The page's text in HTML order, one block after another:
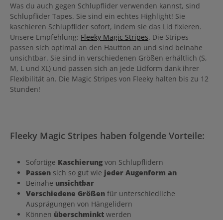
ein starkes Antioxidans, das die natürliche Zellregeneration
fördert. Hanfsamenöl beruhigt Hautirritationen. CBD VITAL
Premium Augencreme kommt ohne Parabene, Paraffine,
Silikonöle, Mikroplastik und Polyethylenglykole aus. Anwendung
von CBD VITAL Premium Augencreme Zuerst die Haut reinigen. Die
Augencreme dann 2-mal täglich in C-Form um den äußeren
Augenwinkel auftragen. Dabei sanft mit den Fingerspitzen auf die
Haut einklopfen. Mindestens 2 Monate regelmäßig anwenden,
damit die besten Ergebnisse erzielt werden.
Was du auch gegen Schlupflider verwenden kannst, sind
Schlupflider Tapes. Sie sind ein echtes Highlight! Sie
kaschieren Schlupflider sofort, indem sie das Lid fixieren.
Unsere Empfehlung: Fleeky Magic Stripes. Die Stripes
passen sich optimal an den Hautton an und sind beinahe
unsichtbar. Sie sind in verschiedenen Größen erhältlich (S,
M, L und XL) und passen sich an jede Lidform dank ihrer
Flexibilität an. Die Magic Stripes von Fleeky halten bis zu 12
Stunden!
Fleeky Magic Stripes haben folgende Vorteile:
Sofortige Kaschierung von Schlupflidern
Passen sich so gut wie jeder Augenform an
Beinahe unsichtbar
Verschiedene Größen für unterschiedliche
Ausprägungen von Hängelidern
Können überschminkt werden